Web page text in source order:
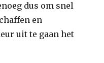
dus om snel
en
uit te gaan het